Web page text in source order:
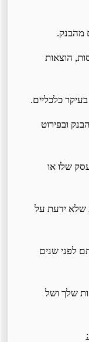
מהבנק.
הוצאות
כלכליים.
ובפירוט
שלו או
שלא ידעת על
לפני שנים
שלך ושל